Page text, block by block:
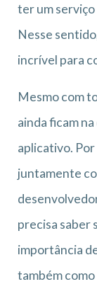
ter um
Nesse
incrível para
Mesmo com
ainda ficam
aplicativo.
juntamente
precisa saber
importância
também